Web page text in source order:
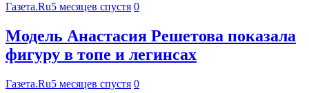
Газета.Ru5 месяцев спустя 0
Модель Анастасия Решетова показала
фигуру в топе и легинсах
Газета.Ru5 месяцев спустя 0